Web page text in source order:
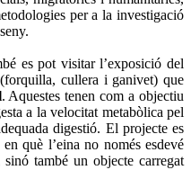
per a la investigació
es pot visitar l’exposició del
cullera i ganivet) que
. Aquestes tenen com a objectiu
a la velocitat metabòlica pel
digestió. El projecte es
què l’eina no només esdevé
també un objecte carregat